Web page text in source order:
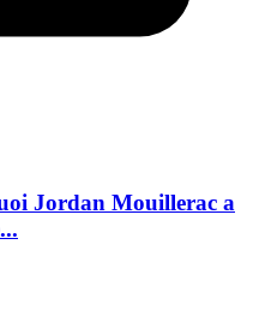
Jordan Mouillerac a